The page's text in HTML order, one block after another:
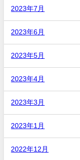
2023年7月
2023年6月
2023年5月
2023年4月
2023年3月
2023年1月
2022年12月